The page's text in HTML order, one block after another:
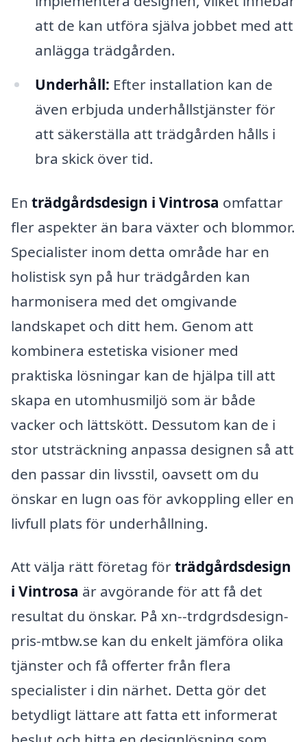
att de kan utföra själva jobbet med att
anlägga trädgården.
Underhåll: Efter installation kan de
även erbjuda underhållstjänster för
att säkerställa att trädgården hålls i
bra skick över tid.
En trädgårdsdesign i Vintrosa omfattar
fler aspekter än bara växter och blommor.
Specialister inom detta område har en
holistisk syn på hur trädgården kan
harmonisera med det omgivande
landskapet och ditt hem. Genom att
kombinera estetiska visioner med
praktiska lösningar kan de hjälpa till att
skapa en utomhusmiljö som är både
vacker och lättskött. Dessutom kan de i
stor utsträckning anpassa designen så att
den passar din livsstil, oavsett om du
önskar en lugn oas för avkoppling eller en
livfull plats för underhållning.
Att välja rätt företag förträdgårdsdesign
i Vintrosa är avgörande för att få det
resultat du önskar. På xn--trdgrdsdesign-
pris-mtbw.se kan du enkelt jämföra olika
tjänster och få offerter från flera
specialister i din närhet. Detta gör det
betydligt lättare att fatta ett informerat